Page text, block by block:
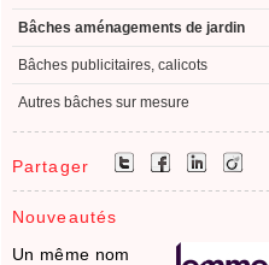
Bâches aménagements de jardin
Bâches publicitaires, calicots
Autres bâches sur mesure
Partager
Nouveautés
Un même nom